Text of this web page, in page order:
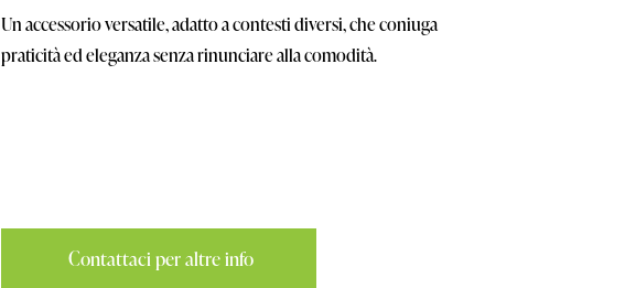
Un accessorio versatile, adatto a contesti diversi, che coniuga
praticità ed eleganza senza rinunciare alla comodità.
Contattaci per altre info